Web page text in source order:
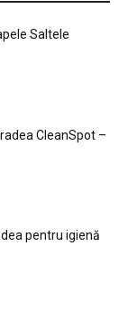
Saltele
CleanSpot –
pentru igienă